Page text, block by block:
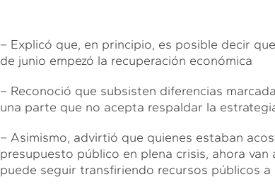
– Explicó que, en principio, es posible decir
de junio empezó la recuperación económica
– Reconoció que subsisten diferencias
una parte que no acepta respaldar la
– Asimismo, advirtió que quienes estaban
presupuesto público en plena crisis, ahora
puede seguir transfiriendo recursos públicos